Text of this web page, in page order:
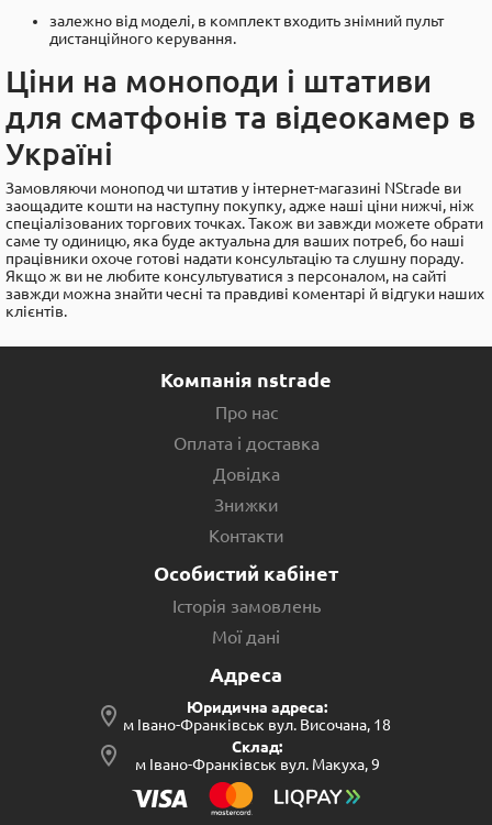
залежно від моделі, в комплект входить знімний пульт
дистанційного керування.
Ціни на моноподи і штативи
для сматфонів та відеокамер в
Україні
Замовляючи монопод чи штатив у інтернет-магазині NStrade ви
заощадите кошти на наступну покупку, адже наші ціни нижчі, ніж
спеціалізованих торгових точках. Також ви завжди можете обрати
саме ту одиницю, яка буде актуальна для ваших потреб, бо наші
працівники охоче готові надати консультацію та слушну пораду.
Якщо ж ви не любите консультуватися з персоналом, на сайті
завжди можна знайти чесні та правдиві коментарі й відгуки наших
клієнтів.
Компанія nstrade
Про нас
Оплата і доставка
Довідка
Знижки
Контакти
Особистий кабінет
Історія замовлень
Мої дані
Адреса
Юридична адреса:
м Івано-Франківськ вул. Височана, 18
Склад:
м Івано-Франківськ вул. Макуха, 9